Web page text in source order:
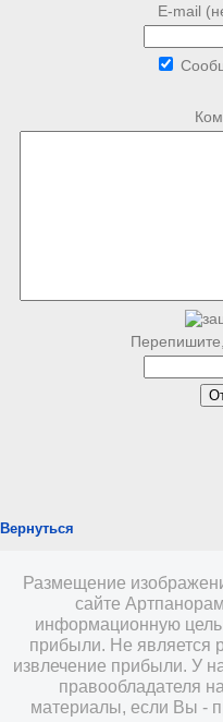
E-mail
Вернуться
Размещение
сайте
информационную цель
прибыли. Не является
извлечение прибыли. У
правообладателя
материалы, если Вы -